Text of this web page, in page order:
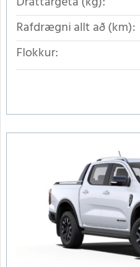
Rafdrægni allt að (km):
Flokkur: